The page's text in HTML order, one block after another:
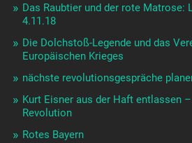
Das Raubtier und der rote Matrose:
4.11.18
Die Dolchstoß-Legende und das
Europäischen Krieges
nächste revolutionsgespräche
Kurt Eisner aus der Haft entlassen
Revolution
Rotes Bayern